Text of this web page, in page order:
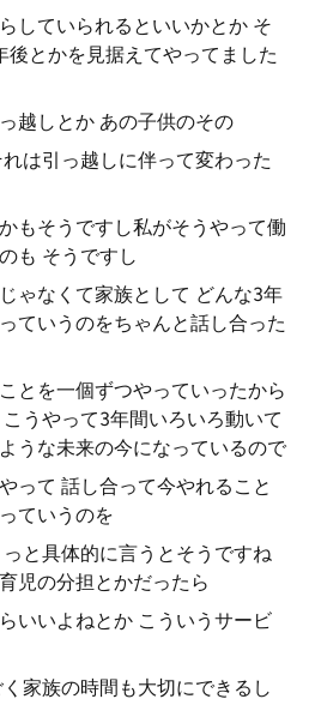
していられるといいかとか そ
後とかを見据えてやってました
越しとか あの子供のその
は引っ越しに伴って変わった
もそうですし私がそうやって働
も そうですし
ゃなくて家族として どんな3年
ていうのをちゃんと話し合った
とを一個ずつやっていったから
うやって3年間いろいろ動いて
うな未来の今になっているので
って 話し合って今やれること
ていうのを
と具体的に言うとそうですね
児の分担とかだったら
いいよねとか こういうサービ
家族の時間も大切にできるし